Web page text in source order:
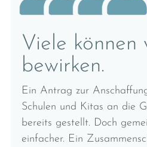
Viele können
bewirken.
Ein Antrag zur
Schulen und Kitas an die
bereits gestellt. Doch
einfacher. Ein